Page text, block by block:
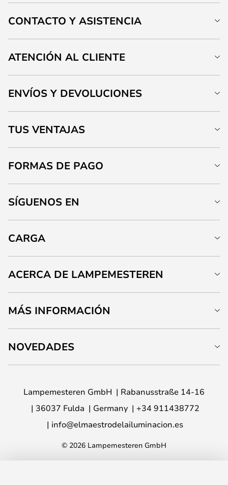
CONTACTO Y ASISTENCIA
ATENCIÓN AL CLIENTE
ENVÍOS Y DEVOLUCIONES
TUS VENTAJAS
FORMAS DE PAGO
SÍGUENOS EN
CARGA
ACERCA DE LAMPEMESTEREN
MÁS INFORMACIÓN
NOVEDADES
Lampemesteren GmbH
Rabanusstraße 14-16
36037 Fulda
Germany
+34 911438772
info@elmaestrodelailuminacion.es
© 2026 Lampemesteren GmbH